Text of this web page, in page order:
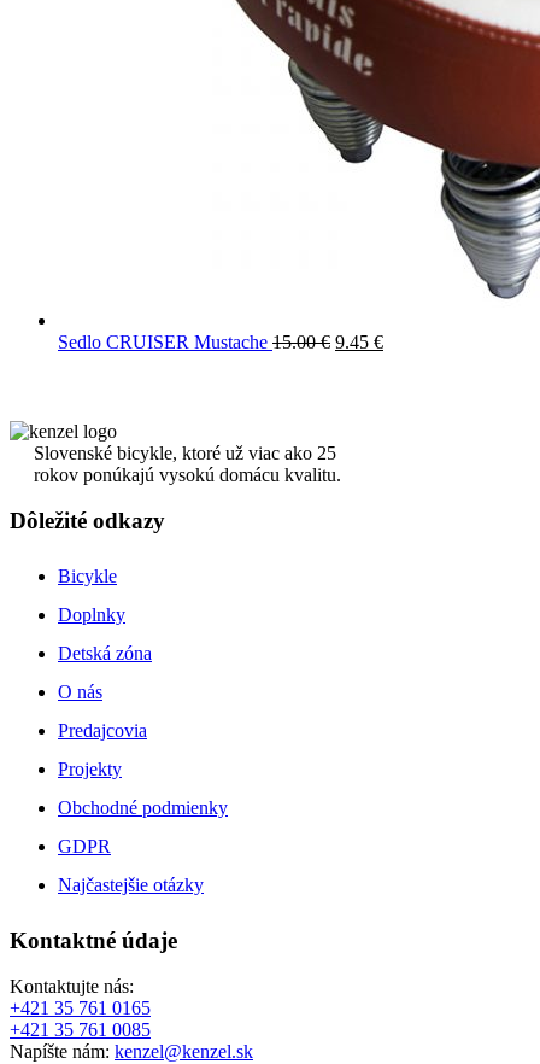
Sedlo CRUISER Mustache 15.00€ 9.45 €
Slovenské bicykle, ktoré už viac ako 25
rokov ponúkajú vysokú domácu kvalitu.
Dôležité odkazy
Bicykle
Doplnky
Detská zóna
O nás
Predajcovia
Projekty
Obchodné podmienky
GDPR
Najčastejšie otázky
Kontaktné údaje
Kontaktujte nás:
+421 35 761 0165
+421 35 761 0085
Napíšte nám: kenzel@kenzel.sk